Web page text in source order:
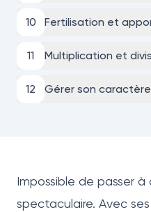
10 Fertilisation et
11 Multiplication et
12 Gérer son
Impossible de passer
spectaculaire. Avec ses